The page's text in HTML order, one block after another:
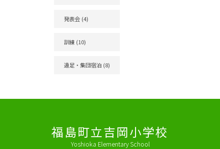
発表会(4)
訓練(10)
遠足・集団宿泊(8)
福島町立吉岡小学校
Yoshioka Elementary School